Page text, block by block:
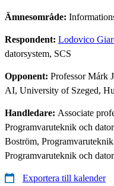
Ämnesområde:
Respondent: Lodovico
datorsystem, SCS
Opponent: Professor Márk
AI, University of Szeged,
Handledare: Associate
Programvaruteknik och
Boström,
Programvaruteknik och
Exportera till kalender